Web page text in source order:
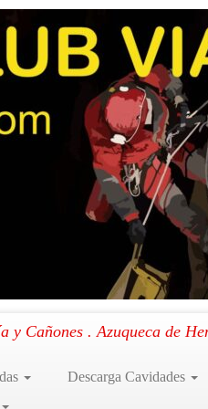
y Cañones . Azuqueca de
Descarga Cavidades